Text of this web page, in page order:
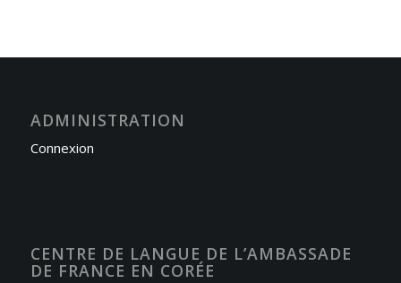
ADMINISTRATION
Connexion
CENTRE DE LANGUE DE L’AMBASSADE
DE FRANCE EN CORÉE